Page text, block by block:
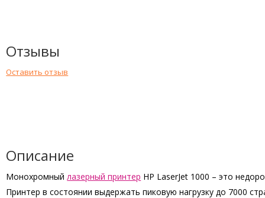
Описание
Монохромныйлазерный принтер HP LaserJet 1000 – это
Принтер в состоянии выдержать пиковую нагрузку до 7000
Отзывы
Оставить отзыв